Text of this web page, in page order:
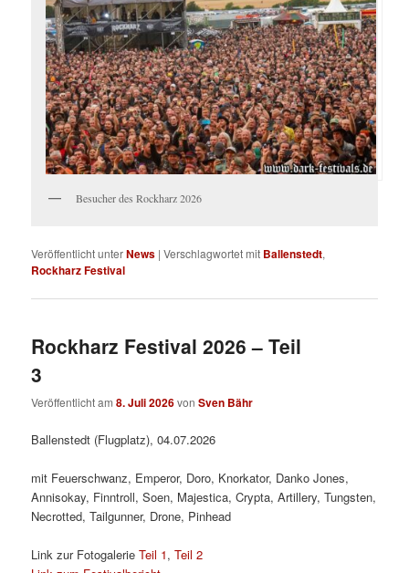
Besucher des Rockharz 2026
Veröffentlicht unterNews |Verschlagwortet mit Ballenstedt,
Rockharz Festival
Rockharz Festival 2026 – Teil
3
Veröffentlicht am8. Juli 2026vonSven Bähr
Ballenstedt (Flugplatz), 04.07.2026
mit Feuerschwanz, Emperor, Doro, Knorkator, Danko Jones,
Annisokay, Finntroll, Soen, Majestica, Crypta, Artillery, Tungsten,
Necrotted, Tailgunner, Drone, Pinhead
Link zur FotogalerieTeil 1,Teil 2